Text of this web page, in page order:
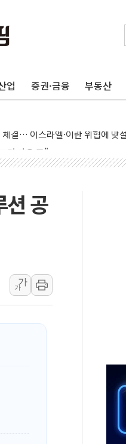
업 증권·금융 부동산
인상 가능성 낮아지며 상승…
동결 전망 우세
면 다음 주"
령…트럼프 제동
개입했나" 촉각
쇼크에 반도체주 '활짝'
우드플레어·태양광주↑ VS 트
자 7359명 끝까지 찾겠다"
' 주재… "전폭적 공급 확대·속도
…美 태양광주 급등
공
가
가